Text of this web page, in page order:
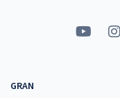
GRAN